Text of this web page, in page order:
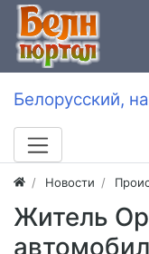
Белорусский,
Новости
Житель